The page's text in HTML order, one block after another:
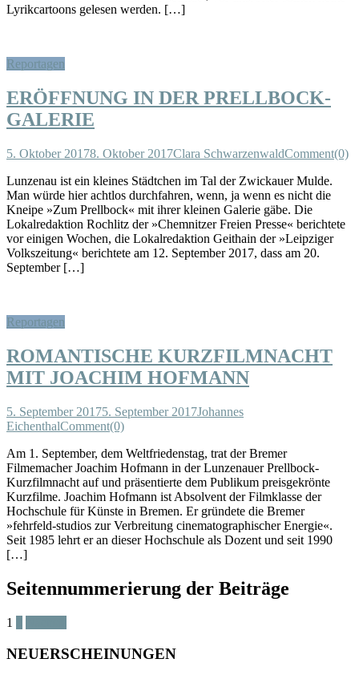
Lyrikcartoons gelesen werden. […]
Reportagen
ERÖFFNUNG IN DER PRELLBOCK-
GALERIE
5. Oktober 20178. Oktober 2017Clara SchwarzenwaldComment(0)
Lunzenau ist ein kleines Städtchen im Tal der Zwickauer Mulde.
Man würde hier achtlos durchfahren, wenn, ja wenn es nicht die
Kneipe »Zum Prellbock« mit ihrer kleinen Galerie gäbe. Die
Lokalredaktion Rochlitz der »Chemnitzer Freien Presse« berichtete
vor einigen Wochen, die Lokalredaktion Geithain der »Leipziger
Volkszeitung« berichtete am 12. September 2017, dass am 20.
September […]
Reportagen
ROMANTISCHE KURZFILMNACHT
MIT JOACHIM HOFMANN
5. September 20175. September 2017Johannes
EichenthalComment(0)
Am 1. September, dem Weltfriedenstag, trat der Bremer
Filmemacher Joachim Hofmann in der Lunzenauer Prellbock-
Kurzfilmnacht auf und präsentierte dem Publikum preisgekrönte
Kurzfilme. Joachim Hofmann ist Absolvent der Filmklasse der
Hochschule für Künste in Bremen. Er gründete die Bremer
»fehrfeld-studios zur Verbreitung cinematographischer Energie«.
Seit 1985 lehrt er an dieser Hochschule als Dozent und seit 1990
[…]
Seitennummerierung der Beiträge
1
NEUERSCHEINUNGEN